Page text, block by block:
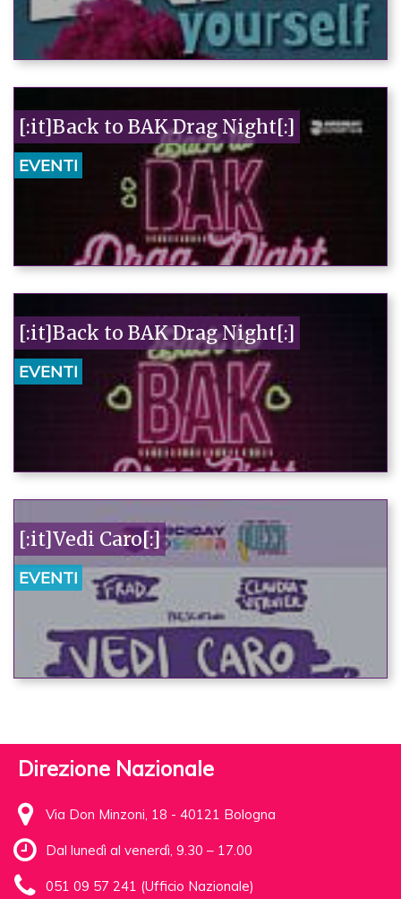
[:it]Back to BAK Drag Night[:]
EVENTI
[:it]Back to BAK Drag Night[:]
EVENTI
[:it]Vedi Caro[:]
EVENTI
Direzione Nazionale
Via Don Minzoni, 18 - 40121 Bologna
Dal lunedì al venerdì, 9.30 – 17.00
051 09 57 241 (Ufficio Nazionale)